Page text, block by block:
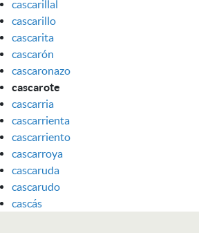
cascarillal
cascarillo
cascarita
cascarón
cascaronazo
cascarote
cascarria
cascarrienta
cascarriento
cascarroya
cascaruda
cascarudo
cascás